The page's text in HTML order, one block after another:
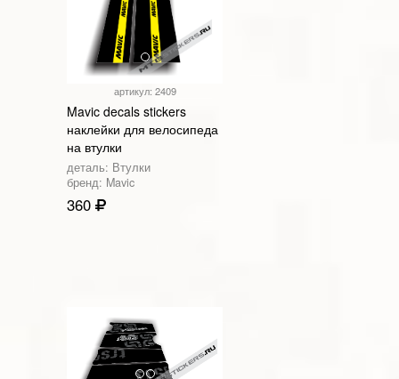
артикул: 2409
Mavic decals stickers
наклейки для велосипеда
на втулки
деталь: Втулки
бренд: Mavic
360